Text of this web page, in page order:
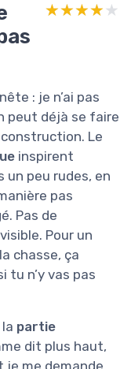
★★★★★
★★★★★
: je n’ai pas
peut déjà se faire
Le
inspirent
un peu rudes, en
pas
Pas de
Pour un
chasse, ça
tu n’y vas pas
partie
dit plus haut,